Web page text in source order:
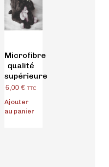
Microfibre
qualité
supérieure
6,00 € TTC
Ajouter
au panier